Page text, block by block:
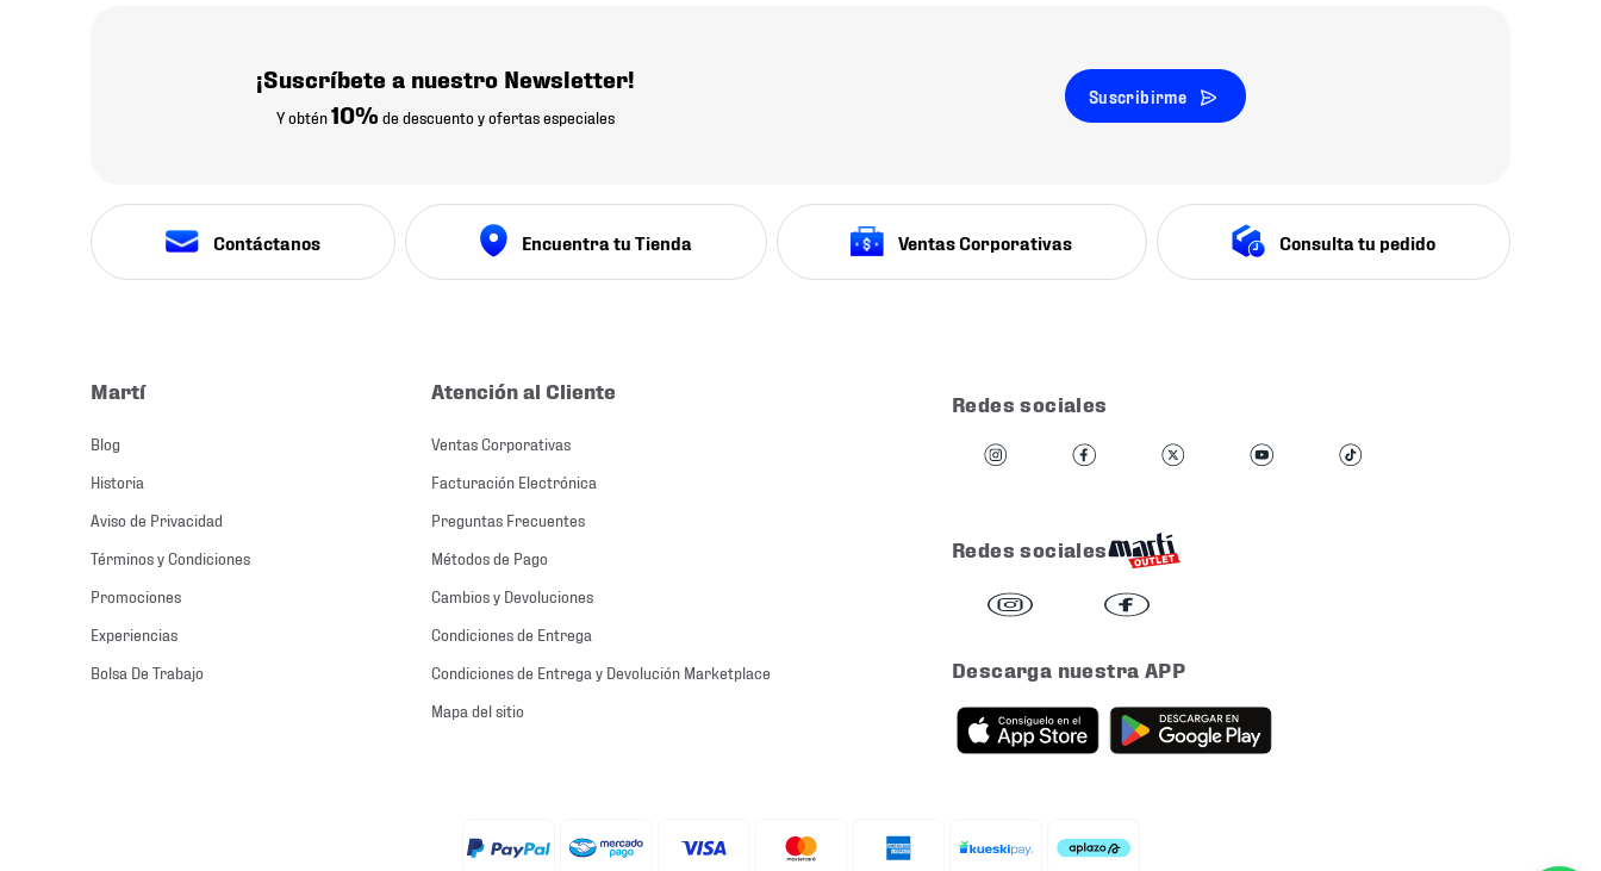
¡Suscríbete a nuestro Newsletter!
Y obtén10% de descuento y ofertas especiales
Suscribirme
Contáctanos Encuentra tu Tienda Ventas Corporativas Consulta tu pedido
Martí
Blog
Historia
Aviso de Privacidad
Términos y Condiciones
Promociones
Experiencias
Bolsa De Trabajo
Atención al Cliente
Ventas Corporativas
Facturación Electrónica
Preguntas Frecuentes
Métodos de Pago
Cambios y Devoluciones
Condiciones de Entrega
Condiciones de Entrega y Devolución Marketplace
Mapa del sitio
Redes sociales
Redes sociales
Descarga nuestra APP